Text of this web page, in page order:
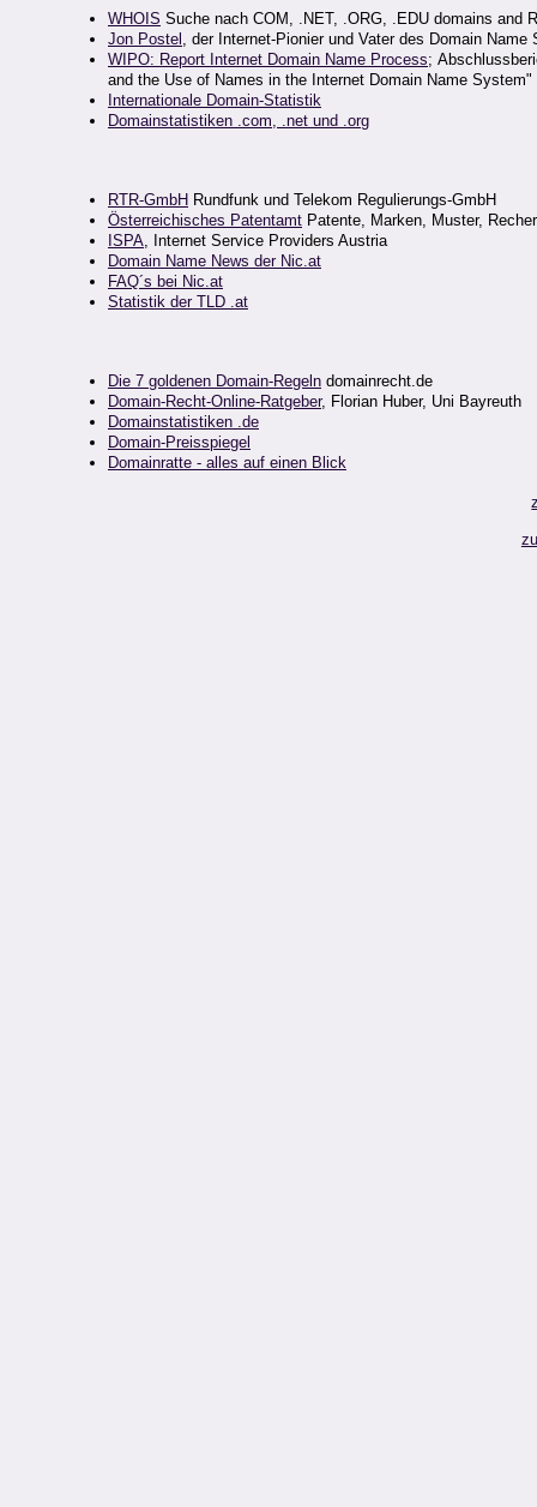
WHOIS Suche nach COM, .NET, .ORG, .EDU domains and
Jon Postel , der Internet-Pionier und Vater des Domain Name
WIPO: Report Internet Domain Name Process;
and the Use of Names in the Internet Domain Name System"
Internationale Domain-Statistik
Domainstatistiken .com, .net und .org
RTR-GmbH Rundfunk und Telekom Regulierungs-GmbH
Österreichisches Patentamt Patente, Marken, Muster,
ISPA, Internet Service Providers Austria
Domain Name News der Nic.at
FAQ´s bei Nic.at
Statistik der TLD .at
Die 7 goldenen Domain-Regeln domainrecht.de
Domain-Recht-Online-Ratgeber, Florian Huber, Uni Bayreuth
Domainstatistiken .de
Domain-Preisspiegel
Domainratte - alles auf einen Blick